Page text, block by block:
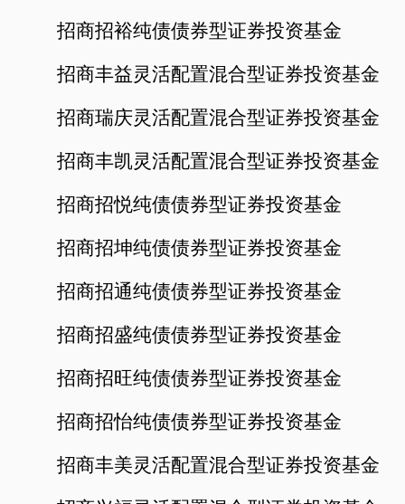
招商招裕纯债债券型证券投资基金
招商丰益灵活配置混合型证券投资基金
招商瑞庆灵活配置混合型证券投资基金
招商丰凯灵活配置混合型证券投资基金
招商招悦纯债债券型证券投资基金
招商招坤纯债债券型证券投资基金
招商招通纯债债券型证券投资基金
招商招盛纯债债券型证券投资基金
招商招旺纯债债券型证券投资基金
招商招怡纯债债券型证券投资基金
招商丰美灵活配置混合型证券投资基金